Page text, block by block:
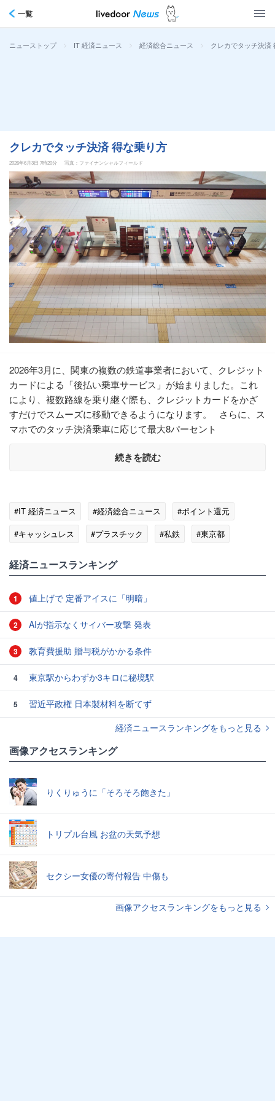
一覧
ニューストップ > IT 経済ニュース > 経済総合ニュース > クレカでタッチ決済
クレカでタッチ決済 得な乗り方
2026年6月3日 7時20分 写真：ファイナンシャルフィールド
2026年3月に、関東の複数の鉄道事業者において、クレジット
カードによる「後払い乗車サービス」が始まりました。これ
により、複数路線を乗り継ぐ際も、クレジットカードをかざ
すだけでスムーズに移動できるようになります。 さらに、ス
マホでのタッチ決済乗車に応じて最大8パーセント
続きを読む
#IT 経済ニュース #経済総合ニュース
#ポイント還元
#キャッシュレス
#プラスチック #私鉄
#東京都
経済ニュースランキング
1 値上げで 定番アイスに「明暗」
2 AIが指示なくサイバー攻撃 発表
3 教育費援助 贈与税がかかる条件
4 東京駅からわずか3キロに秘境駅
5
習近平政権 日本製材料を断てず
経済ニュースランキングをもっと見る
画像アクセスランキング
りくりゅうに「そろそろ飽きた」
トリプル台風 お盆の天気予想
セクシー女優の寄付報告 中傷も
画像アクセスランキングをもっと見る